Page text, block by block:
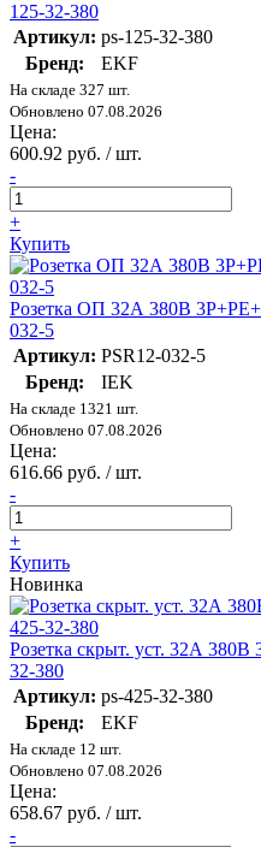
125-32-380
Артикул: ps-125-32-380
Бренд:
EKF
На складе 327 шт.
Обновлено 07.08.2026
Цена:
600.92 руб. / шт.
-
+
Купить
Розетка ОП 32А 380В
032-5
Артикул: PSR12-032-5
Бренд:
IEK
На складе 1321 шт.
Обновлено 07.08.2026
Цена:
616.66 руб. / шт.
-
+
Купить
Новинка
Розетка скрыт. уст. 32А
32-380
Артикул: ps-425-32-380
Бренд:
EKF
На складе 12 шт.
Обновлено 07.08.2026
Цена:
658.67 руб. / шт.
-